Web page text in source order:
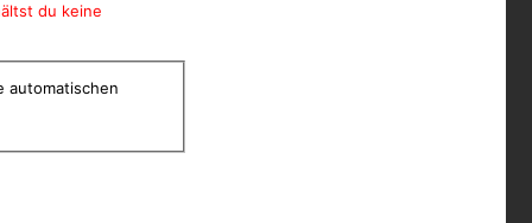
du keine
automatischen